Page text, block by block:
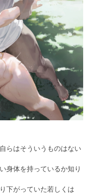
らはそういうものはない
身体を持っているか知り
下がっていた若しくは